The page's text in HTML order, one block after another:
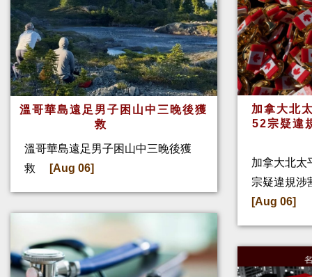
溫哥華島遠足男子困山中三晚後獲
救
溫哥華島遠足男子困山中三晚後獲
救
[Aug 06]
加拿大北
52宗疑違
加拿大北太
宗疑違規涉
[Aug 06]